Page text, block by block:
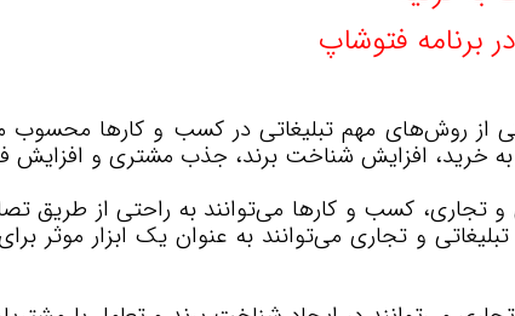
در برنامه فتوشاپ
از روش‌های مهم تبلیغاتی در کسب و کارها
به خرید، افزایش شناخت برند، جذب مشتری و
و تجاری، کسب و کارها می‌توانند به راحتی از طریق
تبلیغاتی و تجاری می‌توانند به عنوان یک ابزار